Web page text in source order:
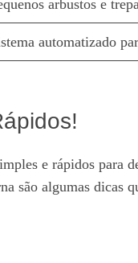
arbustos e
automatizado
e rápidos para
são algumas dicas